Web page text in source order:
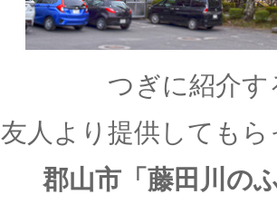
つぎに紹介す
友人より提供しても
郡山市「藤田川の